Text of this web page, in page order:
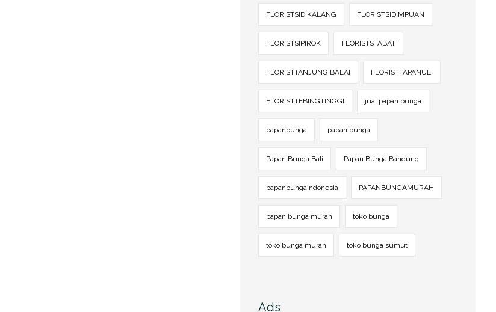
FLORISTSIDIKALANG FLORISTSIDIMPUAN
FLORISTSIPIROK FLORISTSTABAT
FLORISTTANJUNG BALAI FLORISTTAPANULI
FLORISTTEBINGTINGGI jual papan bunga
papanbunga papan bunga
Papan Bunga Bali Papan Bunga Bandung
papanbungaindonesia PAPANBUNGAMURAH
papan bunga murah toko bunga
toko bunga murah toko bunga sumut
Ads